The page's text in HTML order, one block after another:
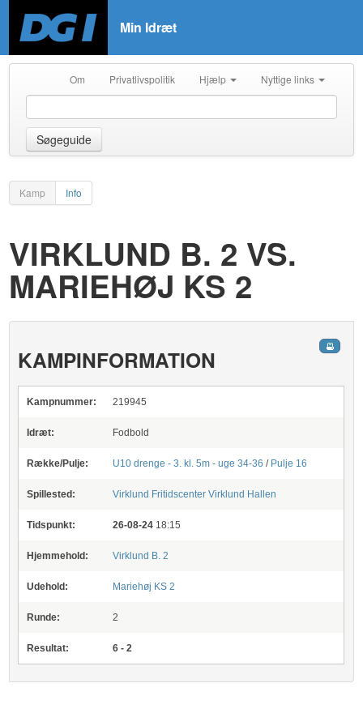
Min Idræt
Om Privatlivspolitik Hjælp Nyttige links
Søgeguide
Kamp Info
VIRKLUND B. 2 VS.
MARIEHØJ KS 2
KAMPINFORMATION
Kampnummer: 219945
Idræt: Fodbold
Række/Pulje: U10 drenge - 3. kl. 5m - uge 34-36 / Pulje 16
Spillested: Virklund Fritidscenter Virklund Hallen
Tidspunkt: 26-08-24 18:15
Hjemmehold: Virklund B. 2
Udehold: Mariehøj KS 2
Runde: 2
Resultat: 6 - 2